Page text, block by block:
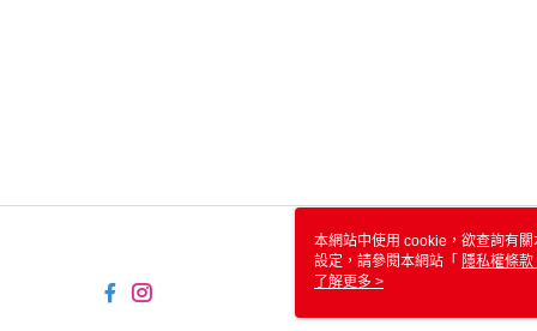
本網站中使用 cookie，欲查詢有
設定，請參閱本網站「 隱私權條款
使用 cookie。
了解更多 >